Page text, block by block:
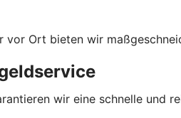
vor Ort bieten wir
wir eine schnelle und